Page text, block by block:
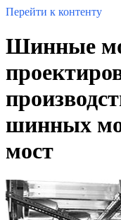
Перейти к контенту
Шинные
шинных
мост